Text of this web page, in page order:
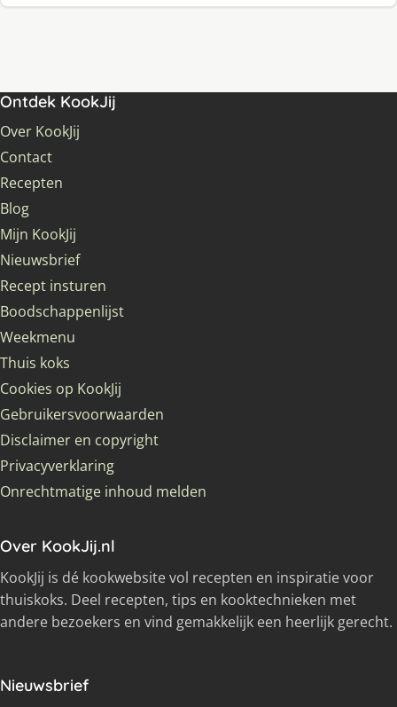
Ontdek KookJij
Over KookJij
Contact
Recepten
Blog
Mijn KookJij
Nieuwsbrief
Recept insturen
Boodschappenlijst
Weekmenu
Thuis koks
Cookies op KookJij
Gebruikersvoorwaarden
Disclaimer en copyright
Privacyverklaring
Onrechtmatige inhoud melden
Over KookJij.nl
KookJij is dé kookwebsite vol recepten en inspiratie voor
thuiskoks. Deel recepten, tips en kooktechnieken met
andere bezoekers en vind gemakkelijk een heerlijk gerecht.
Nieuwsbrief